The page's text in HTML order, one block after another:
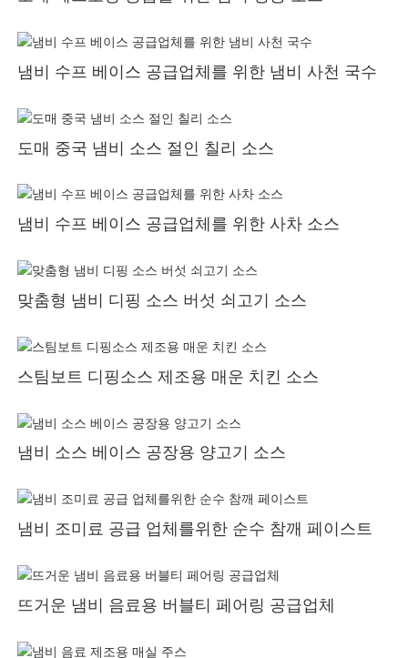
냄비 수프 베이스 공급업체를 위한 냄비 사천 국수
도매 중국 냄비 소스 절인 칠리 소스
냄비 수프 베이스 공급업체를 위한 사차 소스
맞춤형 냄비 디핑 소스 버섯 쇠고기 소스
스팀보트 디핑소스 제조용 매운 치킨 소스
냄비 소스 베이스 공장용 양고기 소스
냄비 조미료 공급 업체를위한 순수 참깨 페이스트
뜨거운 냄비 음료용 버블티 페어링 공급업체